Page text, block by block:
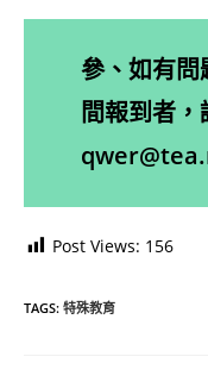
參、如有問
間報到者，
Post Views: 156
TAGS: 特殊教育